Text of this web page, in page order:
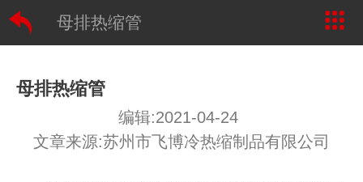
母排热缩管
母排热缩管
编辑:2021-04-24
文章来源:苏州市飞博冷热缩制品有限公司